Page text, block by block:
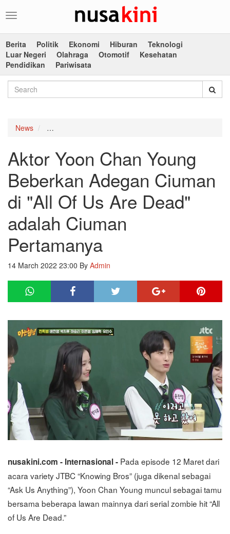
Toggle
Berita
Politik Ekonomi Hiburan
Teknologi
Luar Negeri
Olahraga Otomotif
Kesehatan
Pendidikan
Pariwisata
News
Aktor Yoon Chan Young
Beberkan Adegan Ciuman
di "All Of Us Are Dead"
adalah Ciuman
Pertamanya
14 March 2022 23:00 By Admin
nusakini.com - Internasional - Pada episode 12 Maret dari
acara variety JTBC “Knowing Bros” (juga dikenal sebagai
“Ask Us Anything”), Yoon Chan Young muncul sebagai tamu
bersama beberapa lawan mainnya dari serial zombie hit “All
of Us Are Dead.”